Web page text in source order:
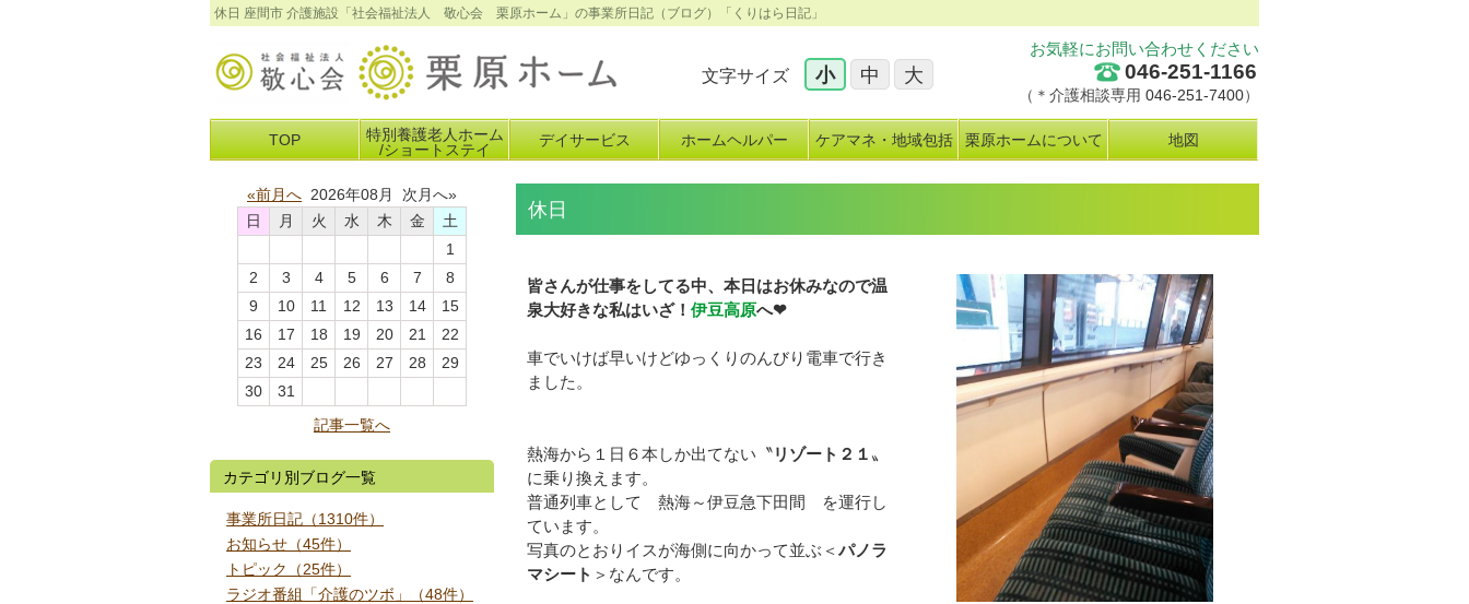
休日 座間市 介護施設「社会福祉法人 敬心会 栗原ホーム」の事業所日記（ブログ）「くりはら日記」
お気軽にお問い合わせください
046-251-1166
（＊介護相談専用 046-251-7400）
文字サイズ 小 中 大
TOP
特別養護老人ホーム
/ショートステイ
デイサービス ホームヘルパー ケアマネ・地域包括 栗原ホームについて 地図
休日
皆さんが仕事をしてる中、本日はお休みなので温
泉大好きな私はいざ！ 伊豆高原へ❤
車でいけば早いけどゆっくりのんびり電車で行き
ました。
熱海から１日６本しか出てない〝リゾート２１〟
に乗り換えます。
普通列車として 熱海～伊豆急下田間 を運行し
ています。
写真のとおりイスが海側に向かって並ぶ＜パノラ
マシート ＞なんです。
«前月へ 2026年08月 次月へ»
日
月 火 水 木 金
土
1
2
3 4 5 6 7
8
9
10 11 12 13 14
15
16
17 18 19 20 21
22
23
24 25 26 27 28
29
30
31
記事一覧へ
カテゴリ別ブログ一覧
事業所日記（1310件）
お知らせ（45件）
トピック（25件）
ラジオ番組「介護のツボ」（48件）